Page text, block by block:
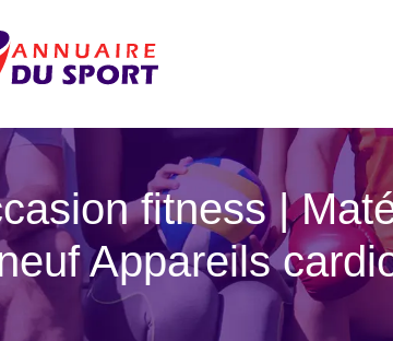
fitness |
Appareils